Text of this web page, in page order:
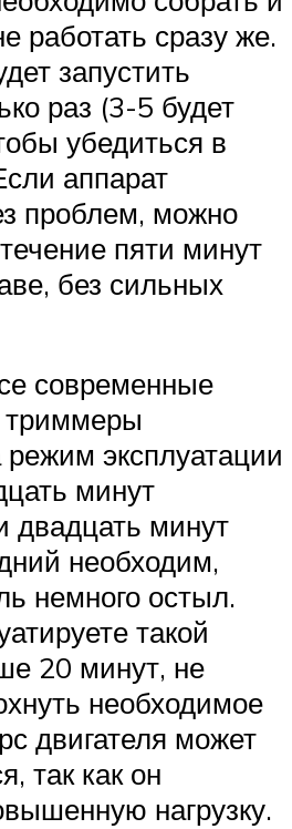
работать сразу же.
запустить
раз (3-5 будет
убедиться в
аппарат
проблем, можно
пяти минут
без сильных
современные
триммеры
эксплуатации
минут
двадцать минут
необходим,
немного остыл.
такой
20 минут, не
необходимое
двигателя может
так как он
нагрузку.